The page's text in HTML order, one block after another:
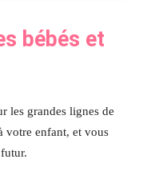
bébés et
les grandes lignes de
votre enfant, et vous